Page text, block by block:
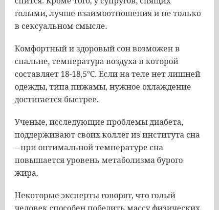
голыми, лучше взаимоотношения и не только
в сексуальном смысле.
Комфортный и здоровый сон возможен в
спальне, температура воздуха в которой
составляет 18-18,5°С. Если на теле нет лишней
одежды, типа пижамы, нужное охлаждение
достигается быстрее.
Ученые, исследующие проблемы диабета,
поддерживают своих коллег из института сна
– при оптимальной температуре сна
повышается уровень метаболизма бурого
жира.
Некоторые эксперты говорят, что голый